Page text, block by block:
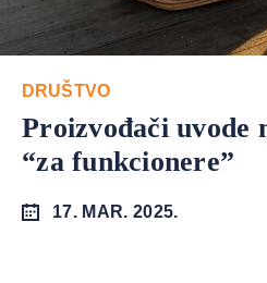
DRUŠTVO
Proizvođači uvode
“za funkcionere”
17. MAR. 2025.